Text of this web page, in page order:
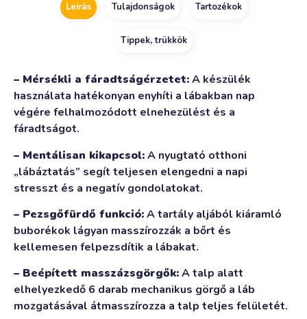
Leírás Tulajdonságok Tartozékok
Tippek, trükkök
– Mérsékli a fáradtságérzetet:A készülék
használata hatékonyan enyhíti a lábakban nap
végére felhalmozódott elnehezülést és a
fáradtságot.
– Mentálisan kikapcsol:A nyugtató otthoni
„lábáztatás” segít teljesen elengedni a napi
stresszt és a negatív gondolatokat.
– Pezsgőfürdő funkció:A tartály aljából kiáramló
buborékok lágyan masszírozzák a bőrt és
kellemesen felpezsdítik a lábakat.
– Beépített masszázsgörgők:A talp alatt
elhelyezkedő 6 darab mechanikus görgő a láb
mozgatásával átmasszírozza a talp teljes felületét.